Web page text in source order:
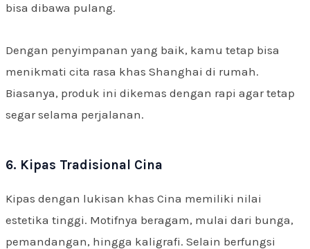
bisa dibawa pulang.
Dengan penyimpanan yang baik, kamu tetap bisa
menikmati cita rasa khas Shanghai di rumah.
Biasanya, produk ini dikemas dengan rapi agar tetap
segar selama perjalanan.
6. Kipas Tradisional Cina
Kipas dengan lukisan khas Cina memiliki nilai
estetika tinggi. Motifnya beragam, mulai dari bunga,
pemandangan, hingga kaligrafi. Selain berfungsi